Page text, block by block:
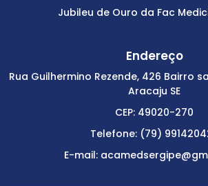
Jubileu de Ouro da Fac
Endereço
Rua Guilhermino Rezende, 426 Bairro
Aracaju SE
CEP: 49020-270
Telefone: (79)
E-mail: